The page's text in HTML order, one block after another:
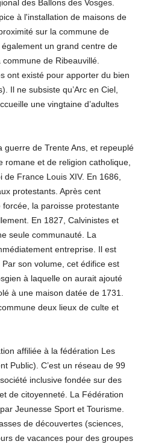
des Ballons des Vosges.
à l'installation de maisons de
sur la commune de
un grand centre de
de Ribeauvillé.
ont existé pour apporter du bien
Il ne subsiste qu’Arc en Ciel,
une vingtaine d’adultes
guerre de Trente Ans, et repeuplé
romane et de religion catholique,
France Louis XIV. En 1686,
protestants. Après cent
la paroisse protestante
En 1827, Calvinistes et
seule communauté. La
entreprise. Il est
son volume, cet édifice est
à laquelle on aurait ajouté
à une maison datée de 1731.
deux lieux de culte et
affiliée à la fédération Les
Public). C’est un réseau de 99
inclusive fondée sur des
de citoyenneté. La Fédération
Jeunesse Sport et Tourisme.
de découvertes (sciences,
de vacances pour des groupes